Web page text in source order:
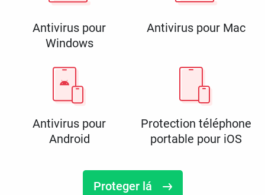
Antivirus pour
Windows
Antivirus pour Mac
Antivirus pour
Android
Protection téléphone
portable pour iOS
Proteger lá